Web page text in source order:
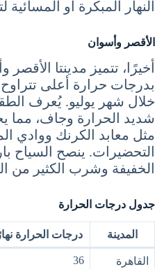
النهار المبكرة أو
الأقصر وأسوان
أخيرًا، تتميز مدينتا
خلال شهر يوليو. يُعرف
شديد الحرارة وجاف، مما
مثل معابد الكرنك ووادي
التحضيرات. ينصح السياح
الخفيفة وشرب الكثير من
جدول درجات الحرارة
المدينة درجات الحرارة
القاهرة 36